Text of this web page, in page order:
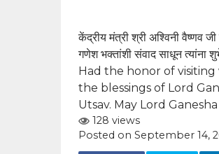
केंद्रीय मंत्री श्री अश्विनी वैष्णव
गणेश भक्तांशी संवाद साधून त्यांना
Had the honor of
the blessings of Lord
Utsav. May Lord
128 views
Posted on September 14,